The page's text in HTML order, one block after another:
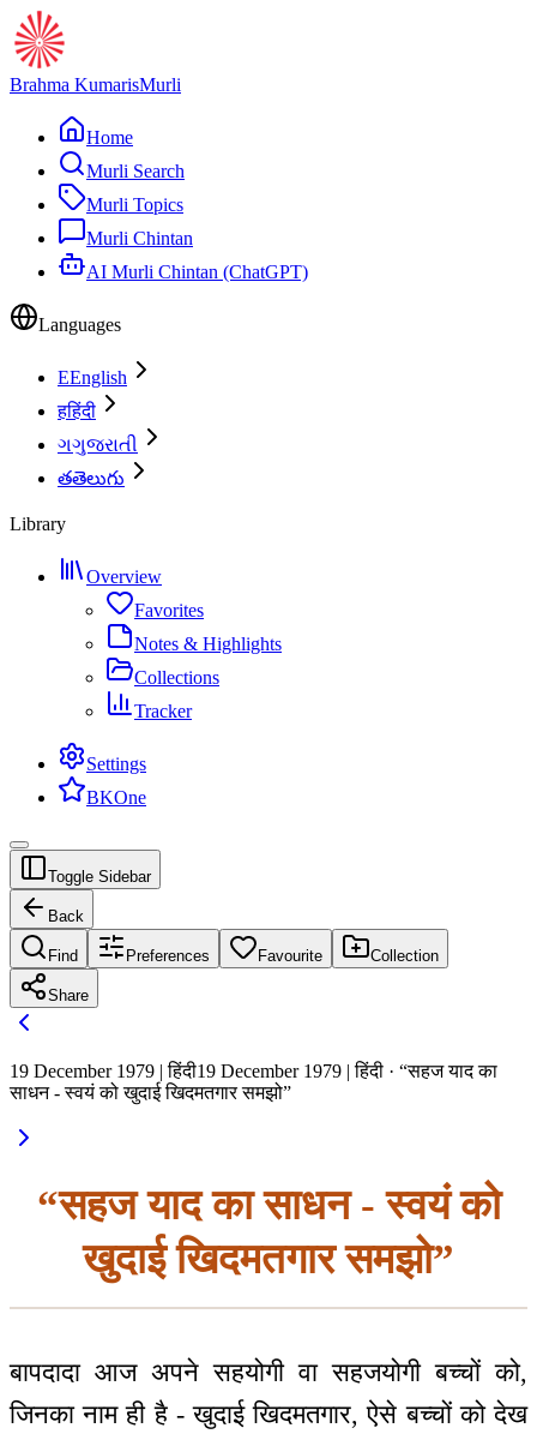
Brahma KumarisMurli
Home
Murli Search
Murli Topics
Murli Chintan
AI Murli Chintan (ChatGPT)
Languages
EEnglish
हहिंदी
ગગુજરાતી
తతెలుగు
Library
Overview
Favorites
Notes & Highlights
Collections
Tracker
Settings
BKOne
Toggle Sidebar
Back
Find Preferences Favourite Collection
Share
19 December 1979 | हिंदी19 December 1979 | हिंदी · “सहज याद का
साधन - स्वयं को खुदाई खिदमतगार समझो”
“सहज याद का साधन - स्वयं को
खुदाई खिदमतगार समझो”
बापदादा आज अपने सहयोगी वा सहजयोगी बच्चों को,
जिनका नाम ही है - खुदाई खिदमतगार, ऐसे बच्चों को देख